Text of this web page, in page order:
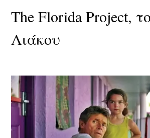
The Florida Project,
Λιάκου